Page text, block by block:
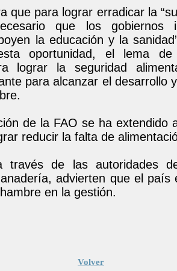
que para lograr erradicar la
que los gobiernos
la educación y la
oportunidad, el lema
lograr la seguridad
para alcanzar el desarrollo
de la FAO se ha extendido
reducir la falta de
través de las autoridades
advierten que el país
en la gestión.
Volver